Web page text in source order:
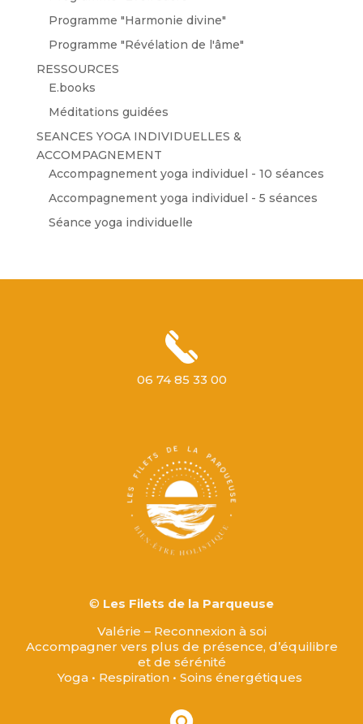
Programme "Harmonie divine"
Programme "Révélation de l'âme"
RESSOURCES
E.books
Méditations guidées
SEANCES YOGA INDIVIDUELLES &
ACCOMPAGNEMENT
Accompagnement yoga individuel - 10 séances
Accompagnement yoga individuel - 5 séances
Séance yoga individuelle
06 74 85 33 00
© Les Filets de la Parqueuse
Valérie – Reconnexion à soi
Accompagner vers plus de présence, d’équilibre
et de sérénité
Yoga • Respiration • Soins énergétiques